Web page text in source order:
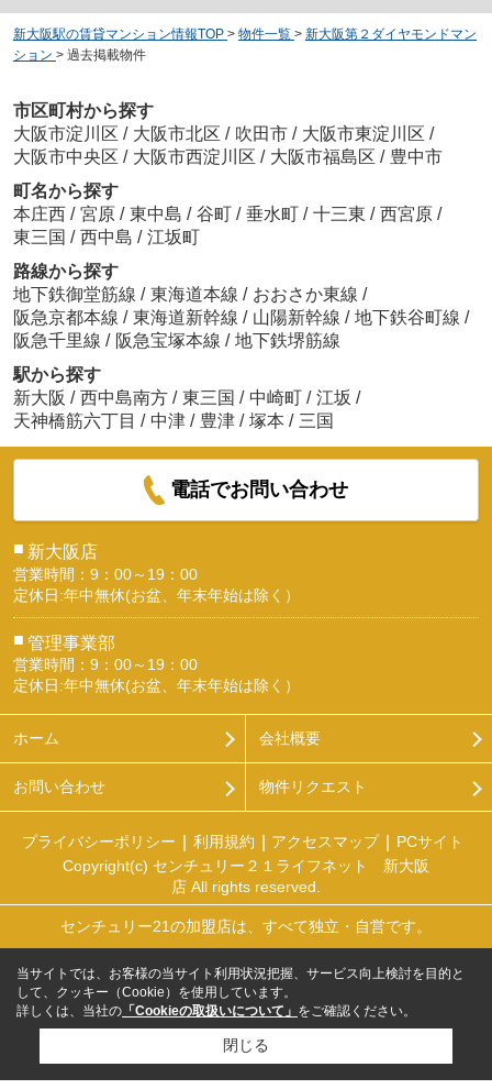
新大阪駅の賃貸マンション情報TOP > 物件一覧 > 新大阪第２ダイヤモンドマン
ション > 過去掲載物件
市区町村から探す
大阪市淀川区 / 大阪市北区 / 吹田市 / 大阪市東淀川区 /
大阪市中央区 / 大阪市西淀川区 / 大阪市福島区 / 豊中市
町名から探す
本庄西 / 宮原 / 東中島 / 谷町 / 垂水町 / 十三東 / 西宮原 /
東三国 / 西中島 / 江坂町
路線から探す
地下鉄御堂筋線 / 東海道本線 / おおさか東線 /
阪急京都本線 / 東海道新幹線 / 山陽新幹線 / 地下鉄谷町線 /
阪急千里線 / 阪急宝塚本線 / 地下鉄堺筋線
駅から探す
新大阪 / 西中島南方 / 東三国 / 中崎町 / 江坂 /
天神橋筋六丁目 / 中津 / 豊津 / 塚本 / 三国
電話でお問い合わせ
■ 新大阪店
営業時間：9：00～19：00
定休日:年中無休(お盆、年末年始は除く）
■ 管理事業部
営業時間：9：00～19：00
定休日:年中無休(お盆、年末年始は除く）
ホーム 会社概要
お問い合わせ 物件リクエスト
プライバシーポリシー 利用規約 アクセスマップ
PCサイト
Copyright(c) センチュリー２１ライフネット 新大阪
店 All rights reserved.
センチュリー21の加盟店は、すべて独立・自営です。
当サイトでは、お客様の当サイト利用状況把握、サービス向上検討を目的と
して、クッキー（Cookie）を使用しています。
詳しくは、当社の 「Cookieの取扱いについて」 をご確認ください。
閉じる